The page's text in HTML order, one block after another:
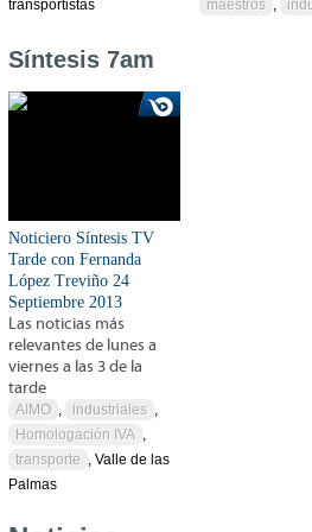
transportistas
maestros ,
Síntesis 7am
Noticiero Síntesis TV
Tarde con Fernanda
López Treviño 24
Septiembre 2013
Las noticias más
relevantes de lunes a
viernes a las 3 de la
tarde
AIMO , industriales ,
Homologación IVA ,
transporte , Valle de las
Palmas